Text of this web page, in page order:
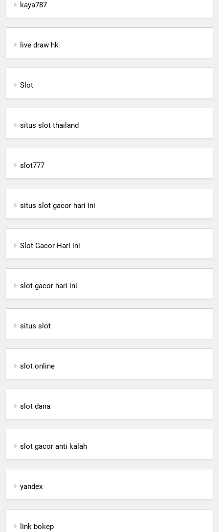
kaya787
live draw hk
Slot
situs slot thailand
slot777
situs slot gacor hari ini
Slot Gacor Hari ini
slot gacor hari ini
situs slot
slot online
slot dana
slot gacor anti kalah
yandex
link bokep